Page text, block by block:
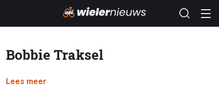
Bobbie Traksel
Lees meer